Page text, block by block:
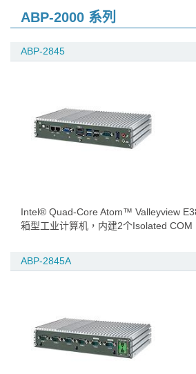
ABP-2000 系列
ABP-2845
Intel® Quad-Core Atom™ Valleyview
箱型工业计算机，内建2个Isolated COM
ABP-2845A